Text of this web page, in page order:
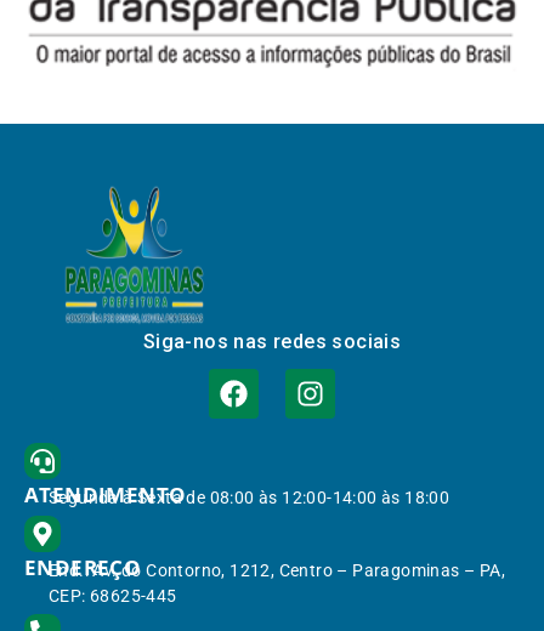
Siga-nos nas redes sociais
ATENDIMENTO
Segunda à Sexta de 08:00 às 12:00-14:00 às 18:00
ENDEREÇO
End.: Av. do Contorno, 1212, Centro – Paragominas – PA,
CEP: 68625-445